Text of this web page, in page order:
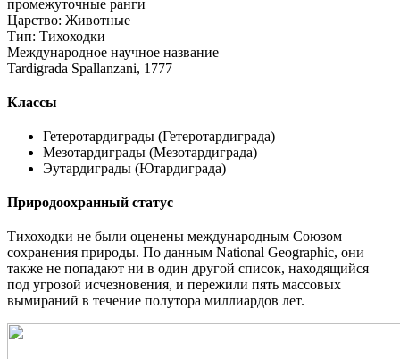
промежуточные ранги
Царство: Животные
Тип: Тихоходки
Международное научное название
Tardigrada Spallanzani, 1777
Классы
Гетеротардиграды (Гетеротардиграда)
Мезотардиграды (Мезотардиграда)
Эутардиграды (Ютардиграда)
Природоохранный статус
Тихоходки не были оценены международным Союзом
сохранения природы. По данным National Geographic, они
также не попадают ни в один другой список, находящийся
под угрозой исчезновения, и пережили пять массовых
вымираний в течение полутора миллиардов лет.